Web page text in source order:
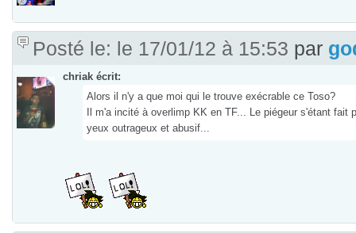
Posté le: le 17/01/12 à 15:53 par
chriak écrit:
Alors il n'y a que moi qui le trouve exécrable ce Toso?
Il m'a incité à overlimp KK en TF... Le piégeur s'étant
yeux outrageux et abusif...